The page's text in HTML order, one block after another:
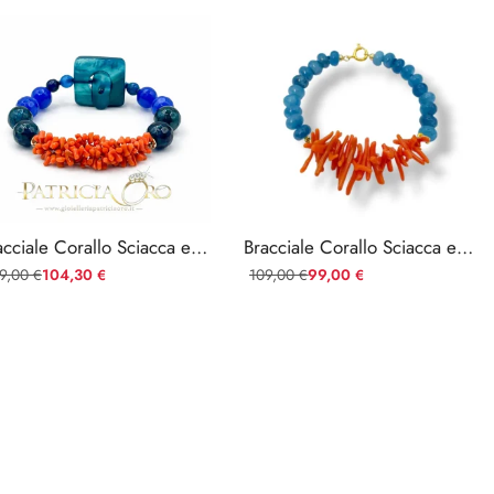
Bracciale Corallo Sciacca e Agata Blu – Cupolini Mediterranei 19cm
104,30 €
€
Bracciale Corallo Sciacca e Agata Blu – Cupolini Mediterranei 20cm — Ref. BaBrC52A
99,00€
109,00€